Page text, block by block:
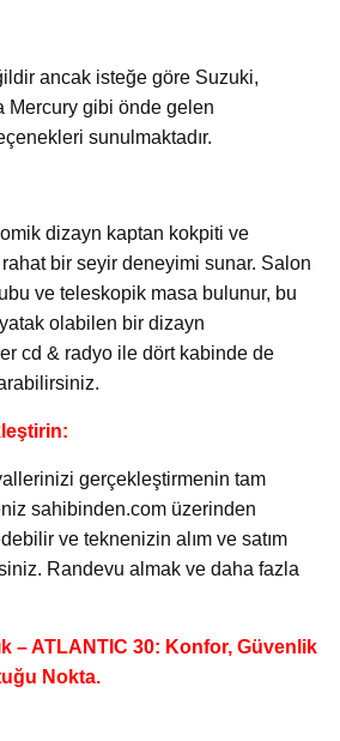
ancak isteğe göre Suzuki,
Mercury gibi önde gelen
sunulmaktadır.
dizayn kaptan kokpiti ve
bir seyir deneyimi sunar. Salon
ve teleskopik masa bulunur, bu
olabilen bir dizayn
cd & radyo ile dört kabinde de
gerçekleştirmenin tam
sahibinden.com üzerinden
ve teknenizin alım ve satım
Randevu almak ve daha fazla
– ATLANTIC 30: Konfor, Güvenlik
Nokta.